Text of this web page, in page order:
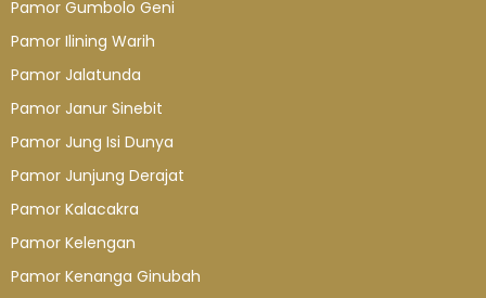
Pamor Gumbolo Geni
Pamor Ilining Warih
Pamor Jalatunda
Pamor Janur Sinebit
Pamor Jung Isi Dunya
Pamor Junjung Derajat
Pamor Kalacakra
Pamor Kelengan
Pamor Kenanga Ginubah